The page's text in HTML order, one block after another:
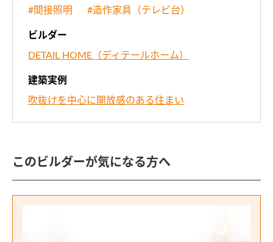
#間接照明 #造作家具（テレビ台）
ビルダー
DETAIL HOME（ディテールホーム）
建築実例
吹抜けを中心に開放感のある住まい
このビルダーが気になる方へ